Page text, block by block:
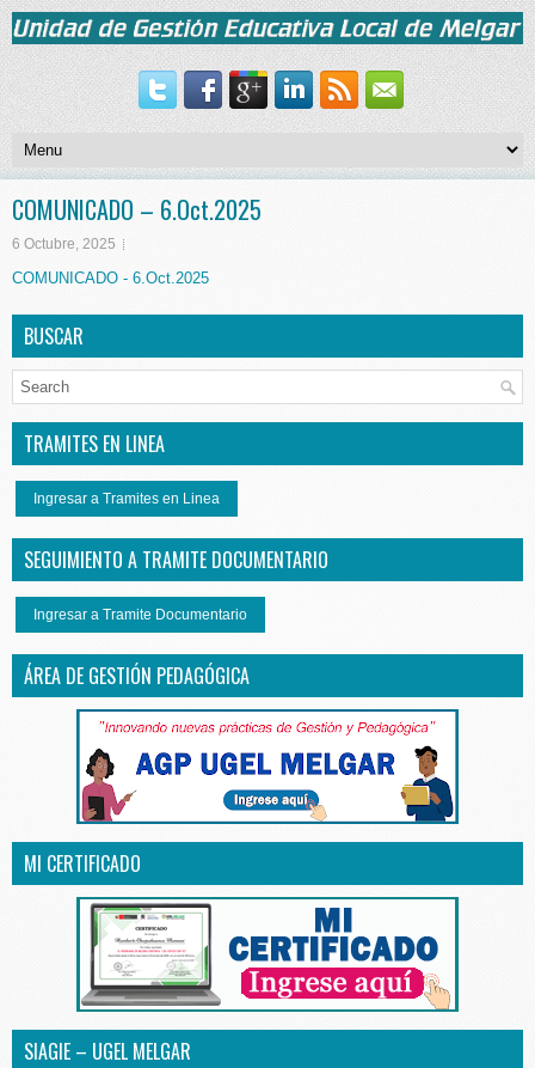
COMUNICADO – 6.Oct.2025
6 Octubre, 2025
COMUNICADO - 6.Oct.2025
BUSCAR
TRAMITES EN LINEA
Ingresar a Tramites en Linea
SEGUIMIENTO A TRAMITE DOCUMENTARIO
Ingresar a Tramite Documentario
ÁREA DE GESTIÓN PEDAGÓGICA
MI CERTIFICADO
SIAGIE – UGEL MELGAR